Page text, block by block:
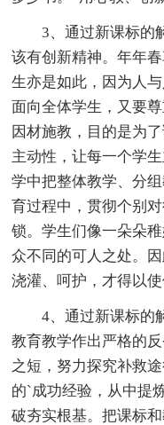
3、通过新课标的解
该有创新精神。年年
生亦是如此，因为人
面向全体学生，又要
因材施教，目的是为
主动性，让每一个学
学中把整体教学、分
育过程中，贯彻个别
锁。学生们像一朵朵
众不同的可人之处。
浇灌、呵护，才得以使
4、通过新课标的解
教育教学作出严格的
之短，努力探究补救
的`成功经验，从中提
破夯实根基。把课标